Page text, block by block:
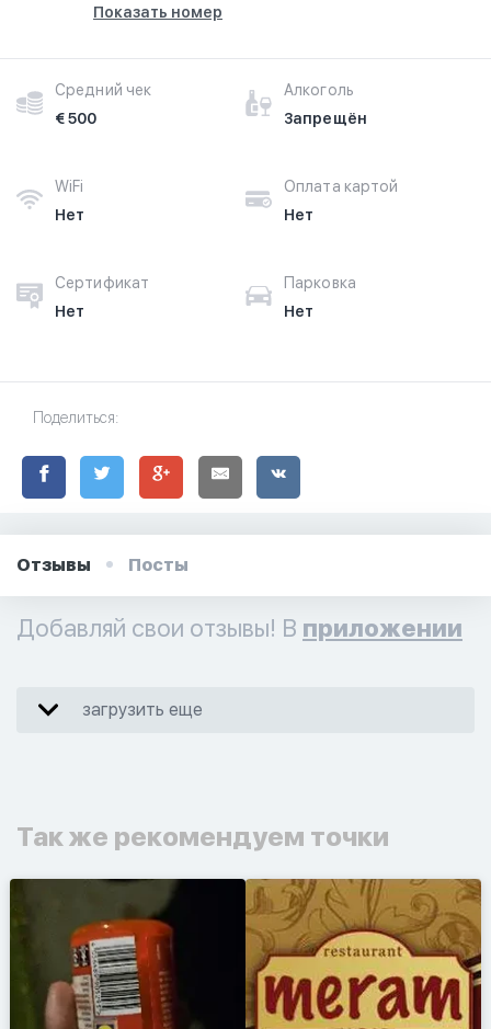
Показать номер
Средний чек
€ 500
Алкоголь
Запрещён
WiFi
Нет
Оплата картой
Нет
Сертификат
Нет
Парковка
Нет
Поделиться:
Отзывы Посты
Добавляй свои отзывы! В приложении
загрузить еще
Так же рекомендуем точки